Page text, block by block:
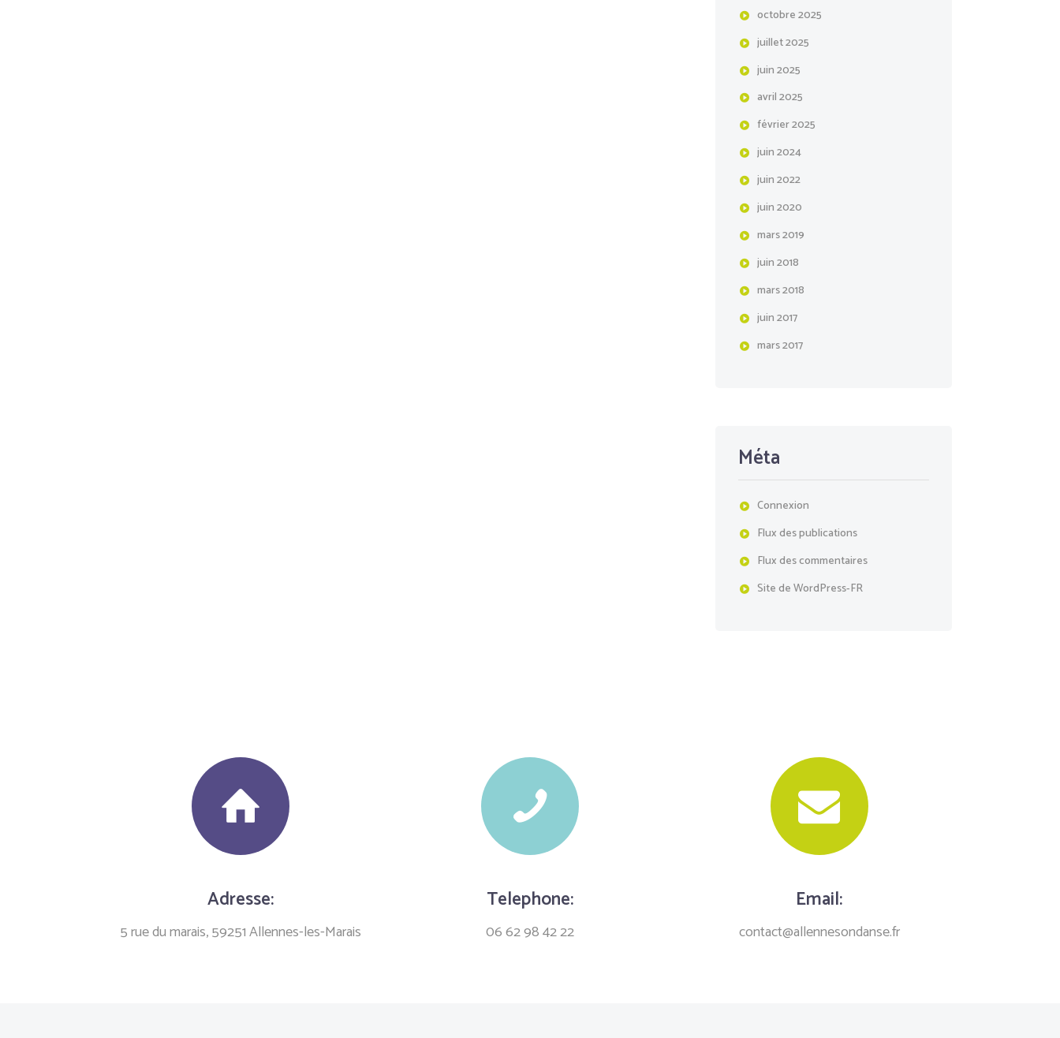
octobre2025
juillet2025
juin2025
avril2025
février2025
juin2024
juin2022
juin2020
mars2019
juin2018
mars2018
juin2017
mars2017
Méta
Connexion
Flux des publications
Flux des commentaires
Site de WordPress-FR
Adresse:
5 rue du marais, 59251 Allennes-les-Marais
Telephone:
06 62 98 42 22
Email:
contact@allennesondanse.fr